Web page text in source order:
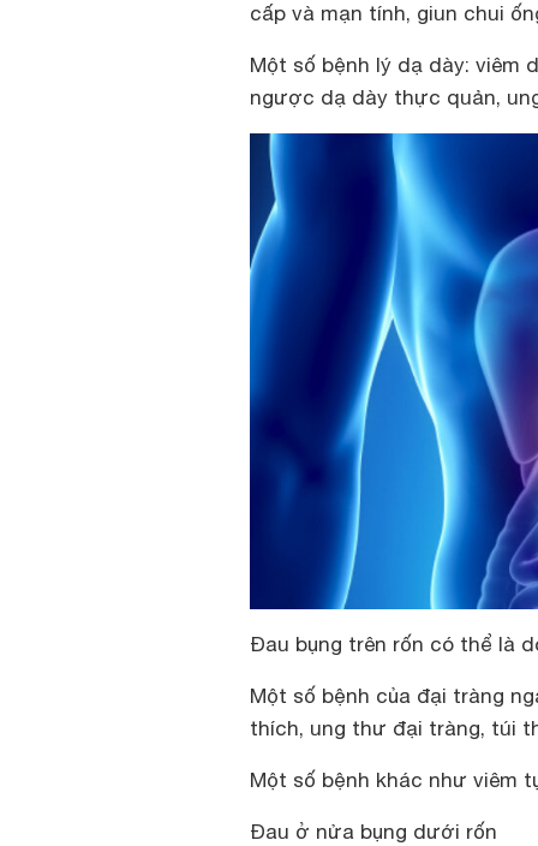
cấp và mạn tính, giun chui
Một số bệnh lý dạ dày: viêm
ngược dạ dày thực quản,
Đau bụng trên rốn có thể là
Một số bệnh của đại tràng
thích, ung thư đại tràng, túi
Một số bệnh khác như viêm
Đau ở nửa bụng dưới rốn